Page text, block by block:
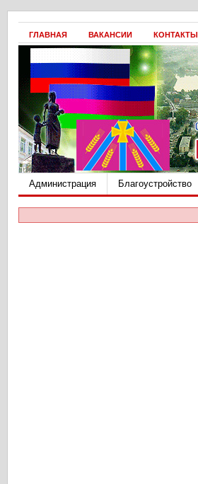
ГЛАВНАЯ ВАКАНСИИ КОНТАКТЫ
Администрация Благоустройство